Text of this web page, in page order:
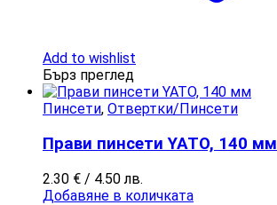
Add to wishlist
Бърз преглед
Пинсети, Отвертки/Пинсети
Прави пинсети YATO, 140 мм
2.30 € / 4.50 лв.
Добавяне в количката